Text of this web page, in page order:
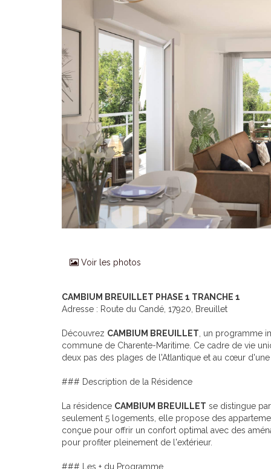
Voir les photos
CAMBIUM BREUILLET PHASE 1 TRANCHE 1
Adresse : Route du Candé, 17920, Breuillet
Découvrez CAMBIUM BREUILLET , un programme
commune de Charente-Maritime. Ce cadre de vie
deux pas des plages de l'Atlantique et au cœur d'une
### Description de la Résidence
La résidence CAMBIUM BREUILLET se distingue
seulement 5 logements, elle propose des
conçue pour offrir un confort optimal avec des
pour profiter pleinement de l'extérieur.
### Les + du Programme